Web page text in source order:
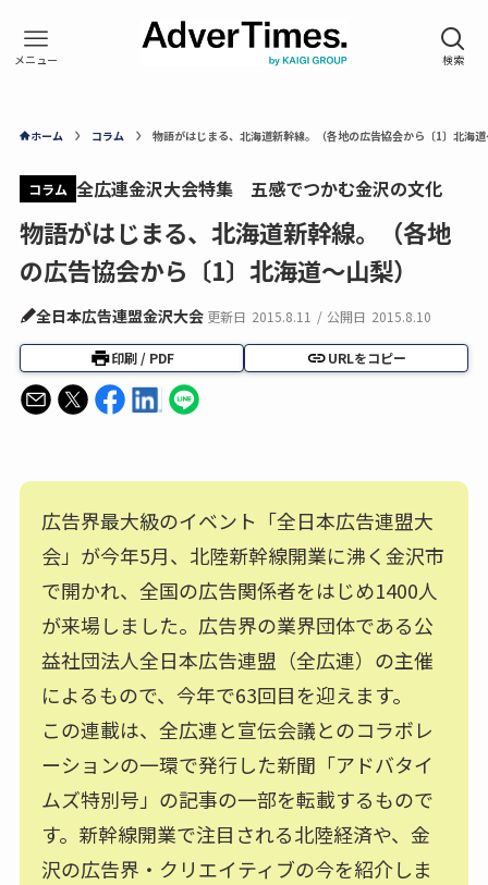
ホーム コラム 物語がはじまる、北海道新幹線。（各地の広告協会から〔1〕北海
コラム 全広連金沢大会特集 五感でつかむ金沢の文化
物語がはじまる、北海道新幹線。（各地
の広告協会から〔1〕北海道～山梨）
全日本広告連盟金沢大会 更新日 2015.8.11 / 公開日 2015.8.10
印刷 / PDF URLをコピー
広告界最大級のイベント「全日本広告連盟大
会」が今年5月、北陸新幹線開業に沸く金沢市
で開かれ、全国の広告関係者をはじめ1400人
が来場しました。広告界の業界団体である公
益社団法人全日本広告連盟（全広連）の主催
によるもので、今年で63回目を迎えます。
この連載は、全広連と宣伝会議とのコラボレ
ーションの一環で発行した新聞「アドバタイ
ムズ特別号」の記事の一部を転載するもので
す。新幹線開業で注目される北陸経済や、金
沢の広告界・クリエイティブの今を紹介しま